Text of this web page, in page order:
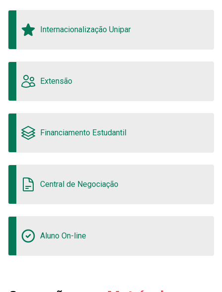
Internacionalização Unipar
Extensão
Financiamento Estudantil
Central de Negociação
Aluno On-line